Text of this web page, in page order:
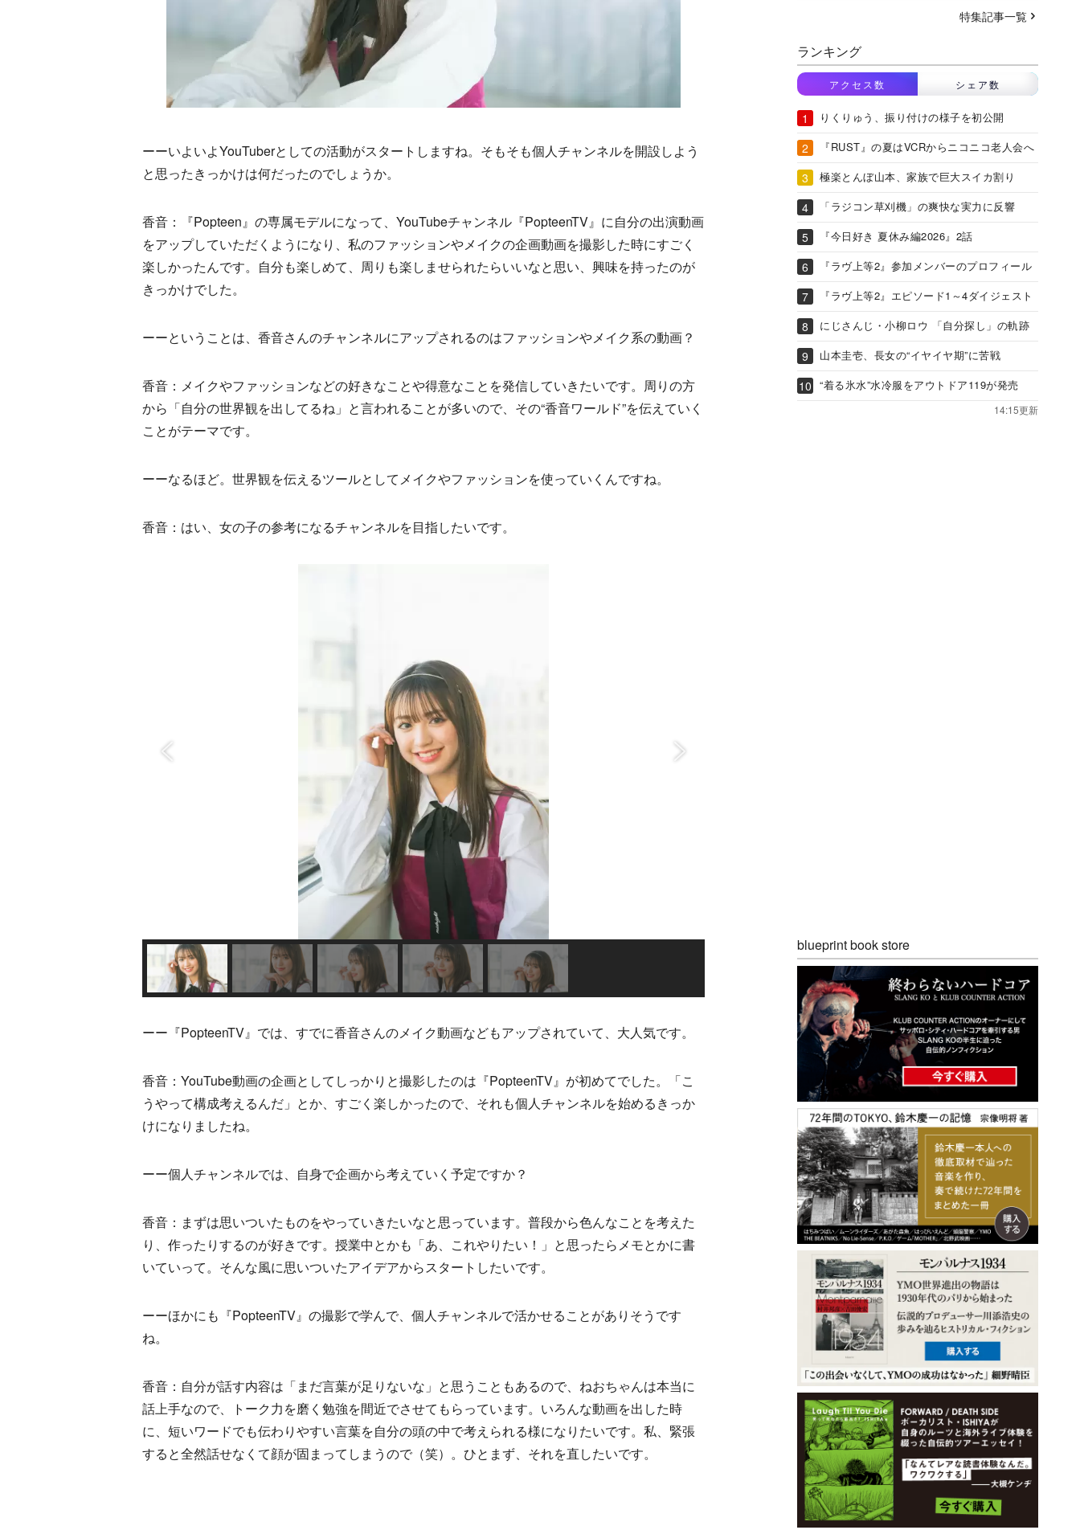
ーーいよいよYouTuberとしての活動がスタートしますね。そもそも個人チャンネルを開設しよう
と思ったきっかけは何だったのでしょうか。
香音：『Popteen』の専属モデルになって、YouTubeチャンネル『PopteenTV』に自分の出演動画
をアップしていただくようになり、私のファッションやメイクの企画動画を撮影した時にすごく
楽しかったんです。自分も楽しめて、周りも楽しませられたらいいなと思い、興味を持ったのが
きっかけでした。
ーーということは、香音さんのチャンネルにアップされるのはファッションやメイク系の動画？
香音：メイクやファッションなどの好きなことや得意なことを発信していきたいです。周りの方
から「自分の世界観を出してるね」と言われることが多いので、その“香音ワールド”を伝えていく
ことがテーマです。
ーーなるほど。世界観を伝えるツールとしてメイクやファッションを使っていくんですね。
香音：はい、女の子の参考になるチャンネルを目指したいです。
ーー『PopteenTV』では、すでに香音さんのメイク動画などもアップされていて、大人気です。
香音：YouTube動画の企画としてしっかりと撮影したのは『PopteenTV』が初めてでした。「こ
うやって構成考えるんだ」とか、すごく楽しかったので、それも個人チャンネルを始めるきっか
けになりましたね。
ーー個人チャンネルでは、自身で企画から考えていく予定ですか？
香音：まずは思いついたものをやっていきたいなと思っています。普段から色んなことを考えた
り、作ったりするのが好きです。授業中とかも「あ、これやりたい！」と思ったらメモとかに書
いていって。そんな風に思いついたアイデアからスタートしたいです。
ーーほかにも『PopteenTV』の撮影で学んで、個人チャンネルで活かせることがありそうです
ね。
香音：自分が話す内容は「まだ言葉が足りないな」と思うこともあるので、ねおちゃんは本当に
話上手なので、トーク力を磨く勉強を間近でさせてもらっています。いろんな動画を出した時
に、短いワードでも伝わりやすい言葉を自分の頭の中で考えられる様になりたいです。私、緊張
すると全然話せなくて顔が固まってしまうので（笑）。ひとまず、それを直したいです。
特集記事一覧
ランキング
アクセス数 シェア数
りくりゅう、振り付けの様子を初公開
『RUST』の夏はVCRからニコニコ老人会へ
極楽とんぼ山本、家族で巨大スイカ割り
「ラジコン草刈機」の爽快な実力に反響
『今日好き 夏休み編2026』2話
『ラヴ上等2』参加メンバーのプロフィール
『ラヴ上等2』エピソード1～4ダイジェスト
にじさんじ・小柳ロウ 「自分探し」の軌跡
山本圭壱、長女の“イヤイヤ期”に苦戦
“着る氷水”水冷服をアウトドア119が発売
14:15更新
blueprint book store